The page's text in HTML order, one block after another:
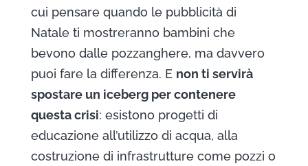
cui pensare quando le pubblicità di
Natale ti mostreranno bambini che
bevono dalle pozzanghere, ma davvero
puoi fare la differenza. E non ti servirà
spostare un iceberg per contenere
questa crisi: esistono progetti di
educazione all’utilizzo di acqua, alla
costruzione di infrastrutture come pozzi o